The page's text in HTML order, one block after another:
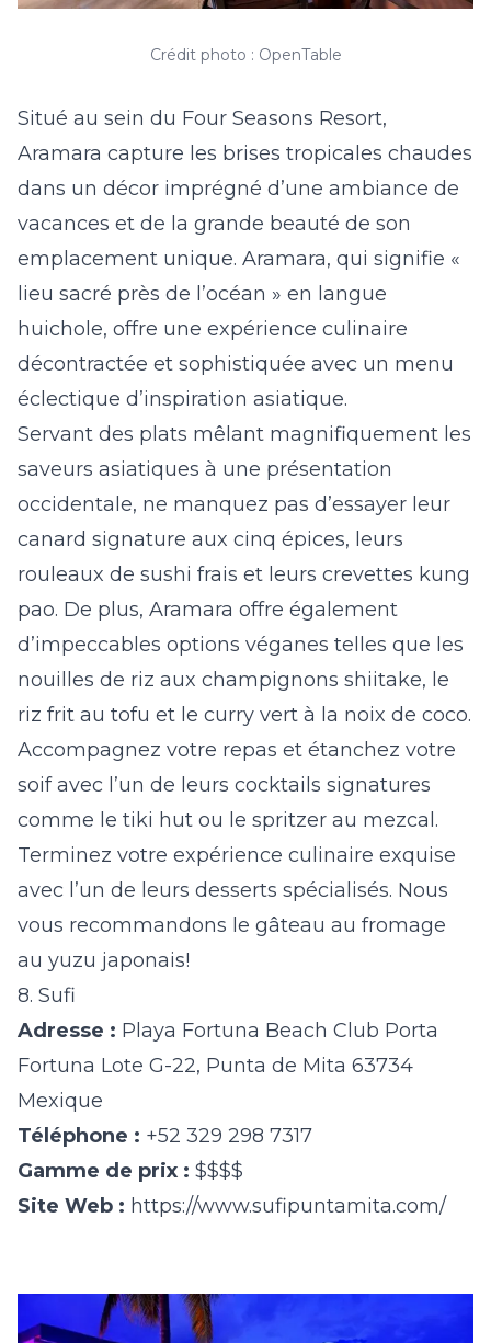
Crédit photo : OpenTable
Situé au sein du Four Seasons Resort,
Aramara capture les brises tropicales chaudes
dans un décor imprégné d’une ambiance de
vacances et de la grande beauté de son
emplacement unique. Aramara, qui signifie «
lieu sacré près de l’océan » en langue
huichole, offre une expérience culinaire
décontractée et sophistiquée avec un menu
éclectique d’inspiration asiatique.
Servant des plats mêlant magnifiquement les
saveurs asiatiques à une présentation
occidentale, ne manquez pas d’essayer leur
canard signature aux cinq épices, leurs
rouleaux de sushi frais et leurs crevettes kung
pao. De plus, Aramara offre également
d’impeccables options véganes telles que les
nouilles de riz aux champignons shiitake, le
riz frit au tofu et le curry vert à la noix de coco.
Accompagnez votre repas et étanchez votre
soif avec l’un de leurs cocktails signatures
comme le tiki hut ou le spritzer au mezcal.
Terminez votre expérience culinaire exquise
avec l’un de leurs desserts spécialisés. Nous
vous recommandons le gâteau au fromage
au yuzu japonais!
8. Sufi
Adresse : Playa Fortuna Beach Club Porta
Fortuna Lote G-22, Punta de Mita 63734
Mexique
Téléphone : +52 329 298 7317
Gamme de prix : $$$$
Site Web : https://www.sufipuntamita.com/